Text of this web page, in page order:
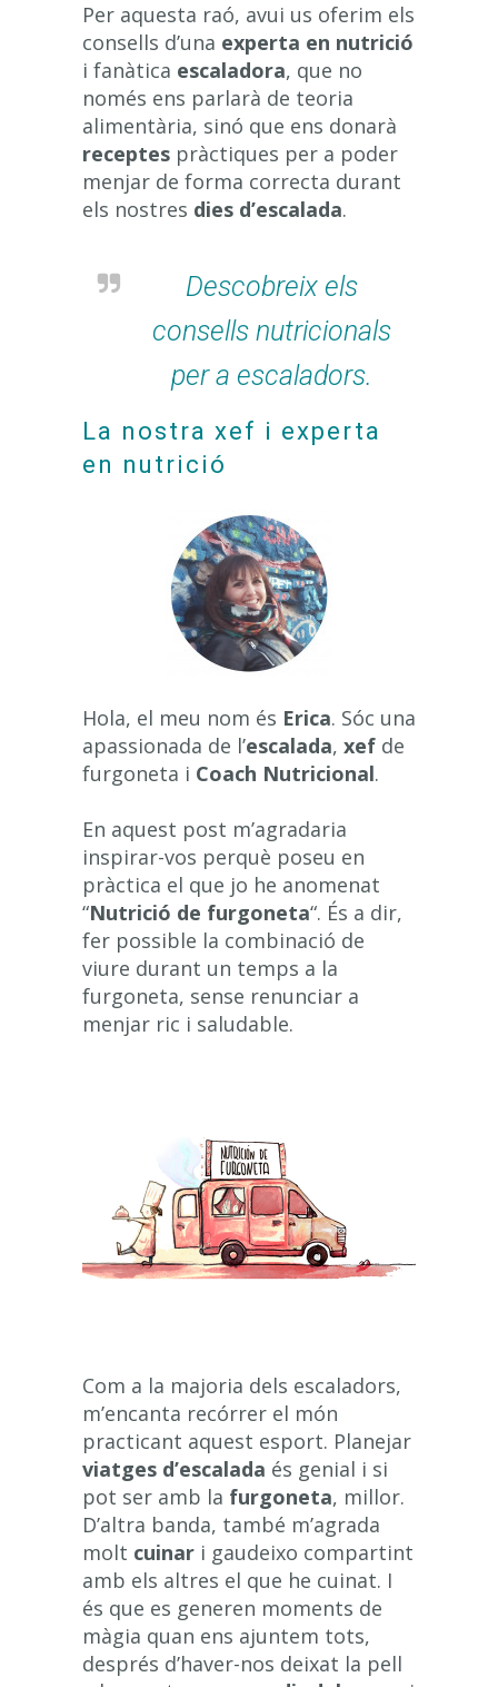
Per aquesta raó, avui us oferim els
consells d’una experta en nutrició
i fanàtica escaladora, que no
només ens parlarà de teoria
alimentària, sinó que ens donarà
receptes pràctiques per a poder
menjar de forma correcta durant
els nostres dies d’escalada.
Descobreix els
consells nutricionals
per a escaladors.
La nostra xef i experta
en nutrició
Hola, el meu nom és Erica. Sóc una
apassionada de l’escalada, xef de
furgoneta i Coach Nutricional.
En aquest post m’agradaria
inspirar-vos perquè poseu en
pràctica el que jo he anomenat
“Nutrició de furgoneta“. És a dir,
fer possible la combinació de
viure durant un temps a la
furgoneta, sense renunciar a
menjar ric i saludable.
Com a la majoria dels escaladors,
m’encanta recórrer el món
practicant aquest esport. Planejar
viatges d’escalada és genial i si
pot ser amb la furgoneta, millor.
D’altra banda, també m’agrada
molt cuinar i gaudeixo compartint
amb els altres el que he cuinat. I
és que es generen moments de
màgia quan ens ajuntem tots,
després d’haver-nos deixat la pell